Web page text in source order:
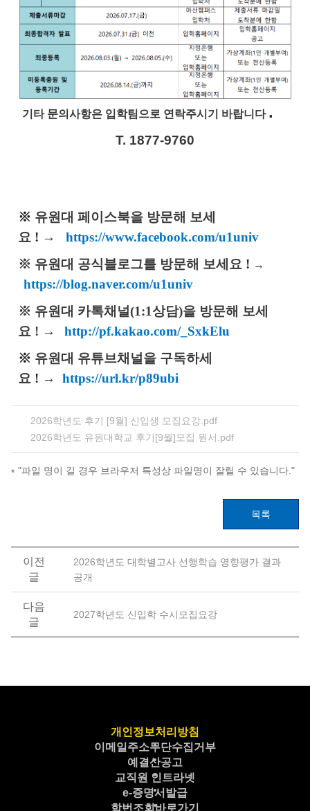
기타 문의사항은 입학팀으로 연락주시기 바랍니다 .
T. 1877-9760
※ 유원대 페이스북을 방문해 보세
요 ! →
https://www.facebook.com/u1univ
※ 유원대 공식블로그를 방문해 보세요 ! →
https://blog.naver.com/u1univ
※ 유원대 카톡채널(1:1상담)을 방문해 보세
요 ! →
http://pf.kakao.com/_SxkElu
※ 유원대 유튜브채널을 구독하세
요 ! → https://url.kr/p89ubi
2026학년도 후기 [9월] 신입생 모집요강.pdf
2026학년도 유원대학교 후기[9월]모집 원서.pdf
"파일 명이 길 경우 브라우저 특성상 파일명이 잘릴 수 있습니다."
목록
이전
글
2026학년도 대학별고사 선행학습 영향평가 결과
공개
다음
글
2027학년도 신입학 수시모집요강
개인정보처리방침
이메일주소무단수집거부
예결산공고
교직원 인트라넷
e-증명서발급
학번조회바로가기